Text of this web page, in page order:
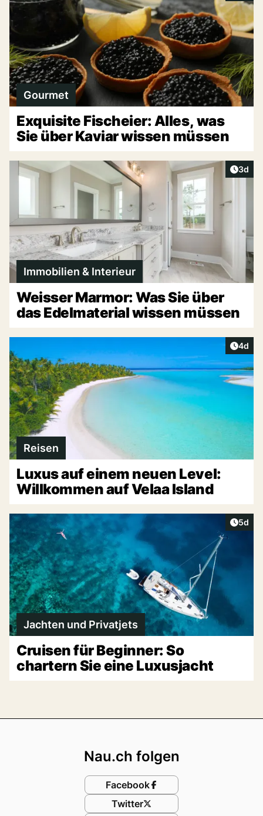
Gourmet
Exquisite Fischeier: Alles, was
Sie über Kaviar wissen müssen
3d
Immobilien & Interieur
Weisser Marmor: Was Sie über
das Edelmaterial wissen müssen
4d
Reisen
Luxus auf einem neuen Level:
Willkommen auf Velaa Island
5d
Jachten und Privatjets
Cruisen für Beginner: So
chartern Sie eine Luxusjacht
Nau.ch folgen
Facebook
Twitter